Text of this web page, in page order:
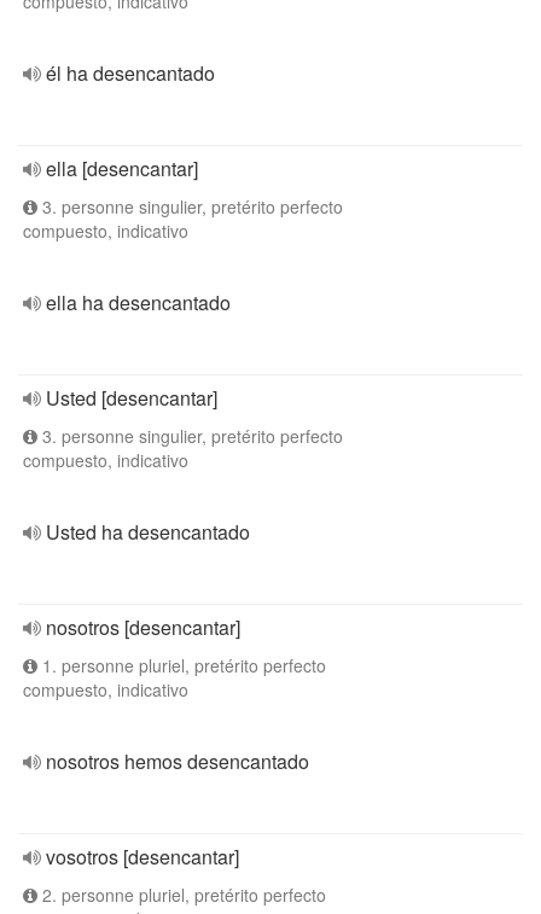
él ha desencantado
ella [desencantar]
3. personne singulier, pretérito perfecto
compuesto, indicativo
ella ha desencantado
Usted [desencantar]
3. personne singulier, pretérito perfecto
compuesto, indicativo
Usted ha desencantado
nosotros [desencantar]
1. personne pluriel, pretérito perfecto
compuesto, indicativo
nosotros hemos desencantado
vosotros [desencantar]
2. personne pluriel, pretérito perfecto